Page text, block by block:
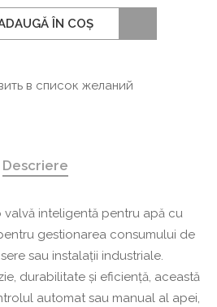
ÎN COȘ
в список желаний
Descriere
valvă inteligentă pentru apă cu
gestionarea consumului de
sau instalații industriale.
durabilitate și eficiență, această
automat sau manual al apei,